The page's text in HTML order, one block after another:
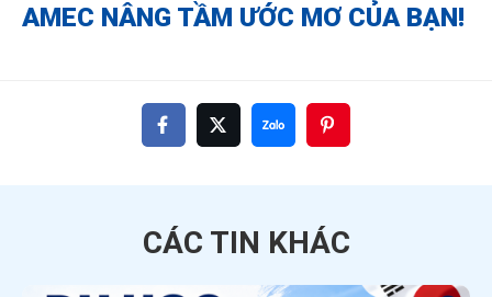
AMEC NÂNG TẦM ƯỚC MƠ CỦA BẠN!
CÁC TIN KHÁC